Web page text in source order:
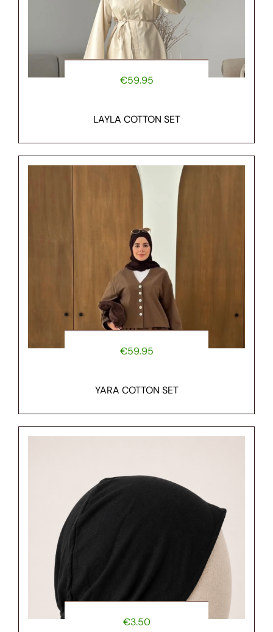
€59.95
LAYLA COTTON SET
€59.95
YARA COTTON SET
€3.50